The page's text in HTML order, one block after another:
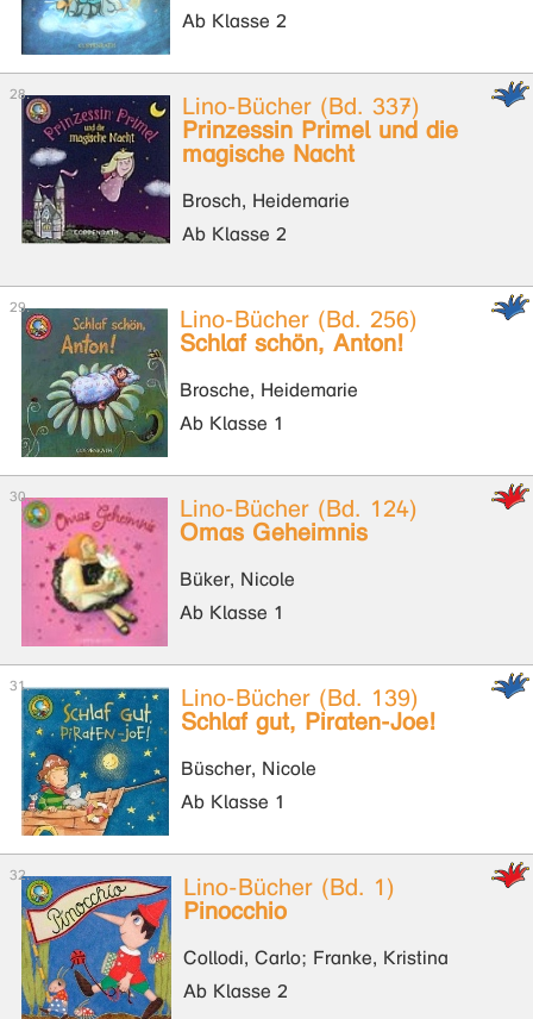
Ab Klasse 2
Lino-Bücher (Bd. 337)
Prinzessin Primel und die
magische Nacht
Brosch, Heidemarie
Ab Klasse 2
Lino-Bücher (Bd. 256)
Schlaf schön, Anton!
Brosche, Heidemarie
Ab Klasse 1
Lino-Bücher (Bd. 124)
Omas Geheimnis
Büker, Nicole
Ab Klasse 1
Lino-Bücher (Bd. 139)
Schlaf gut, Piraten-Joe!
Büscher, Nicole
Ab Klasse 1
Lino-Bücher (Bd. 1)
Pinocchio
Collodi, Carlo; Franke, Kristina
Ab Klasse 2